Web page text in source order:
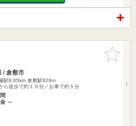
お気に入
りに追加
/ 倉敷市
駅8.05km 倉敷駅829m
ら徒歩で約１０分／お車で約５分
～